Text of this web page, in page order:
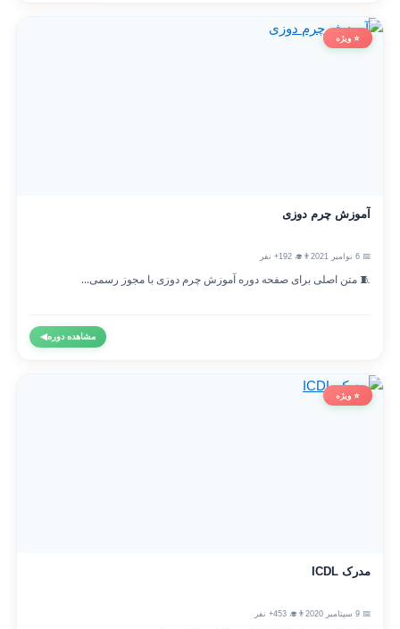
⭐ ویژه
آموزش چرم دوزی
👨‍🎓 192+ نفر
🧵 متن اصلی برای صفحه دوره آموزش چرم دوزی با مجوز رسمی...
مشاهده دوره◀
⭐ ویژه
مدرک ICDL
👨‍🎓 453+ نفر